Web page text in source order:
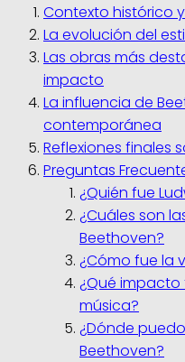
Contexto histórico
La evolución del
Las obras más
impacto
La influencia de
contemporánea
Reflexiones finales
Preguntas
¿Quién fue
¿Cuáles son
Beethoven?
¿Cómo fue la
¿Qué impacto
música?
¿Dónde
Beethoven?